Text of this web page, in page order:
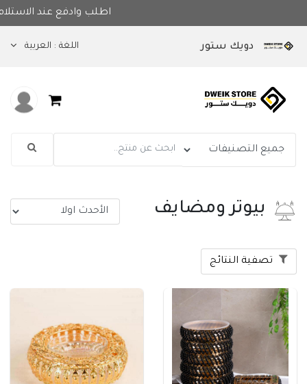
اطلب وادفع عند
دويك ستور اللغة : العربية
بيوتر ومضايف
تصفية النتائج